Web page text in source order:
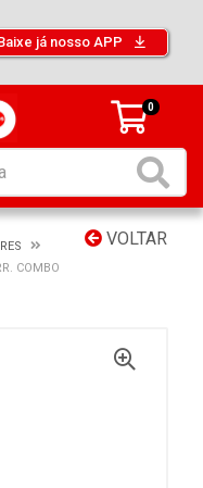
já nosso APP
0
VOLTAR
COMBO